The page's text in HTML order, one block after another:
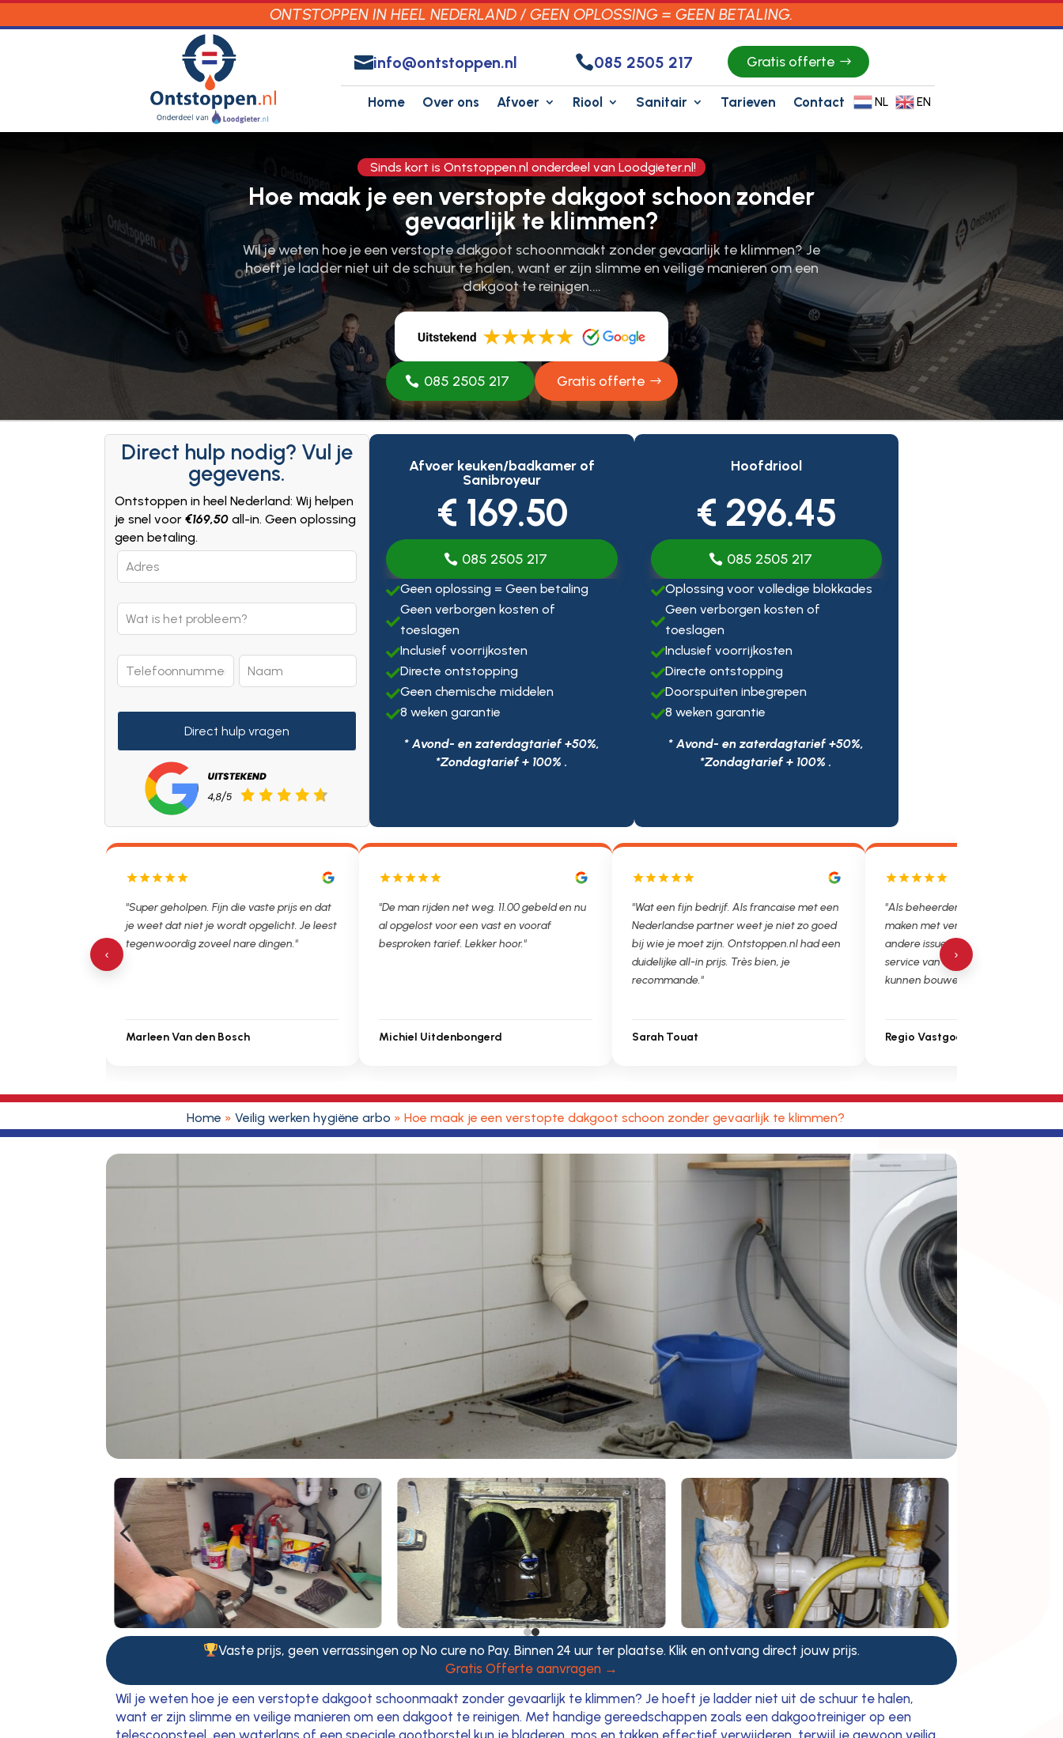
ONTSTOPPEN IN HEEL NEDERLAND / GEEN OPLOSSING = GEEN BETALING.
info@ontstoppen.nl 085 2505 217 Gratis offerte
Home Over ons Afvoer Riool Sanitair Tarieven Contact NL EN
Sinds kort is Ontstoppen.nl onderdeel van Loodgieter.nl!
Hoe maak je een verstopte dakgoot schoon zonder
gevaarlijk te klimmen?
Wil je weten hoe je een verstopte dakgoot schoonmaakt zonder gevaarlijk te klimmen? Je
hoeft je ladder niet uit de schuur te halen, want er zijn slimme en veilige manieren om een
dakgoot te reinigen.…
085 2505 217 Gratis offerte
Direct hulp nodig? Vul je
gegevens.
Ontstoppen in heel Nederland: Wij helpen
je snel voor €169,50 all-in. Geen oplossing
geen betaling.
Leave
this
blank
Direct hulp vragen
Afvoer keuken/badkamer of
Sanibroyeur
€ 169.50
085 2505 217
Geen oplossing = Geen betaling

Geen verborgen kosten of
toeslagen
Inclusief voorrijkosten
Directe ontstopping
Geen chemische middelen
8 weken garantie
* Avond- en zaterdagtarief +50%,
*Zondagtarief + 100% .
Hoofdriool
€ 296.45
085 2505 217
Oplossing voor volledige blokkades

Geen verborgen kosten of
toeslagen
Inclusief voorrijkosten
Directe ontstopping
Doorspuiten inbegrepen
8 weken garantie
* Avond- en zaterdagtarief +50%,
*Zondagtarief + 100% .
"Super geholpen. Fijn die vaste prijs en dat
je weet dat niet je wordt opgelicht. Je leest
tegenwoordig zoveel nare dingen."
Marleen Van den Bosch
"De man rijden net weg. 11.00 gebeld en nu
al opgelost voor een vast en vooraf
besproken tarief. Lekker hoor."
Michiel Uitdenbongerd
"Wat een fijn bedrijf. Als francaise met een
Nederlandse partner weet je niet zo goed
bij wie je moet zijn. Ontstoppen.nl had een
duidelijke all-in prijs. Très bien, je
recommande."
Sarah Touat
"Als beheerder hebben we helaas vaak te
maken met verstoppingen, lekkages en
andere issues. Het is super fijn dat we op de
service van Ontstoppen.nl en loodgieter.nl
kunnen bouwen. Ga zo door!"
Regio Vastgoedbeheer
‹ ›
Home » Veilig werken hygiëne arbo » Hoe maak je een verstopte dakgoot schoon zonder gevaarlijk te klimmen?
4 5
Vaste prijs, geen verrassingen op No cure no Pay. Binnen 24 uur ter plaatse. Klik en ontvang direct jouw prijs.
Gratis Offerte aanvragen →
Wil je weten hoe je een verstopte dakgoot schoonmaakt zonder gevaarlijk te klimmen? Je hoeft je ladder niet uit de schuur te halen,
want er zijn slimme en veilige manieren om een dakgoot te reinigen. Met handige gereedschappen zoals een dakgootreiniger op een